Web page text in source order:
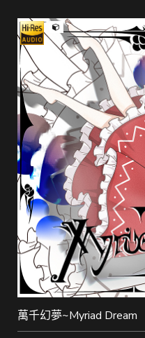
萬千幻夢~Myriad Dream